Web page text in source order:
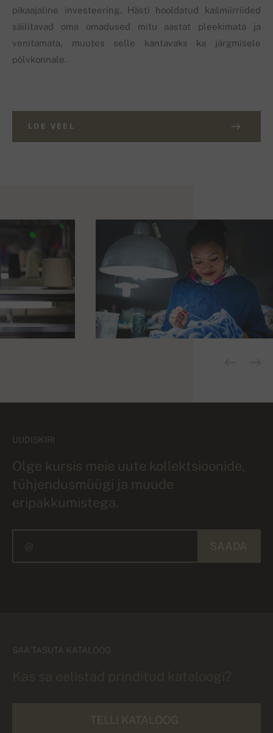
pikaajaline investeering. Hästi hooldatud kašmiirriided
säilitavad oma omadused mitu aastat pleekimata ja
venitamata, muutes selle kantavaks ka järgmisele
põlvkonnale.
LOE VEEL
UUDISKIRI
Olge kursis meie uute kollektsioonide,
tühjendusmüügi ja muude
eripakkumistega.
SAA TASUTA KATALOOG